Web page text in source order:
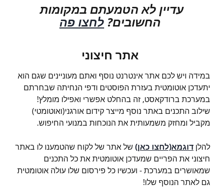
עדיין לא הטמעתם במקומות
החשובים? לחצו פה
אתר חיצוני
במידה ויש לכם אתר אינטרנט נוסף ואתם מעוניינים שגם הוא
יתעדכן אוטומטית בעזרת הפוסטים ודפי הנחיתה שבחרתם
במערכת ברודקאסט, זה בהחלט אפשרי ואפילו מומלץ!
שילוב התכנים באתר נוסף מייצר קידום אורגני(ואוטומטי)
מקביל ומחזק משמעותית את הנוכחות במנועי החיפוש.
להלן דוגמא(לחצו כאן) של אתר של לקוח שהטמענו לו באתר
חיצוני את הפריים שמעדכן אוטומטית את כל התכנים
שמאושרים במערכת - ועכשיו כל פירסום שלו עולה אוטומטית
גם לאתר הנוסף שלו!